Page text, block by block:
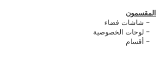
المقسمون
- شاشات فضاء
- لوحات الخصوصية
- أقسام